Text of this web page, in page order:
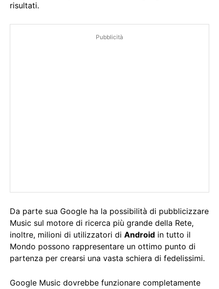
risultati.
Pubblicità
Da parte sua Google ha la possibilità di pubblicizzare
Music sul motore di ricerca più grande della Rete,
inoltre, milioni di utilizzatori di Android in tutto il
Mondo possono rappresentare un ottimo punto di
partenza per crearsi una vasta schiera di fedelissimi.
Google Music dovrebbe funzionare completamente